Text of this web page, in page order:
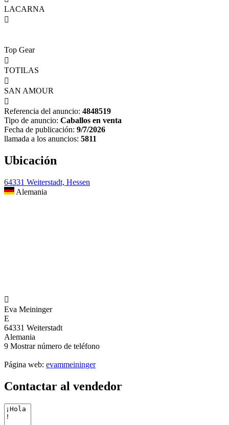
LACARNA

Top Gear

TOTILAS

SAN AMOUR

Referencia del anuncio: 4848519
Tipo de anuncio: Caballos en venta
Fecha de publicación: 9/7/2026
llamada a los anuncios: 5811
Ubicación
64331 Weiterstadt, Hessen
Alemania

Eva Meininger
E
64331 Weiterstadt
Alemania
9 Mostrar número de teléfono
Página web: evammeininger
Contactar al vendedor